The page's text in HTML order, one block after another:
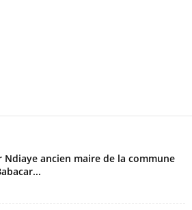
Ndiaye ancien maire de la commune